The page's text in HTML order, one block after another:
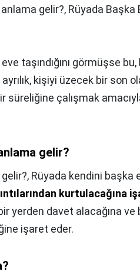
gelir?, Rüyada Başka
taşındığını görmüşse bu,
kişiyi üzecek bir son
süreliğine çalışmak
gelir?
Rüyada kendini başka
kurtulacağına
yerden davet alacağına ve
işaret eder.